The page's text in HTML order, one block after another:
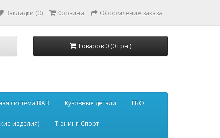
Закладки (0) Корзина Оформление заказа
Товаров 0 (0 грн.)
система ВАЗ Кузовные детали ГБО
изделия) Тюнинг-Спорт